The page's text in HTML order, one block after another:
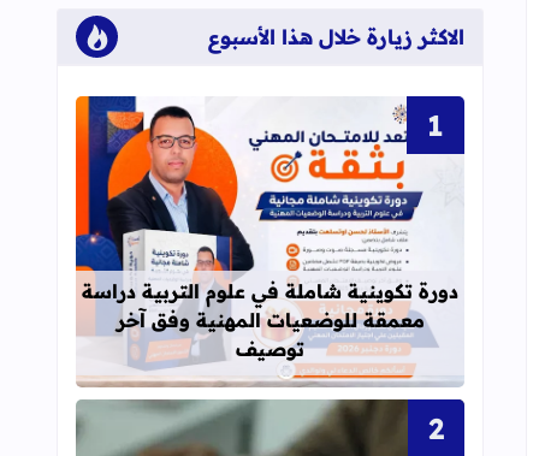
الاكثر زيارة خلال هذا الأسبوع
قراءة المزيد عن دورة تكوينية
دورة تكوينية شاملة في علوم التربية دراسة
معمقة للوضعيات المهنية وفق آخر
توصيف